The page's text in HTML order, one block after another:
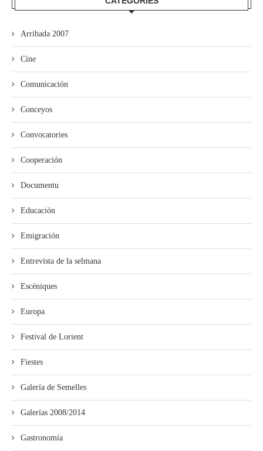
Arribada 2007
Cine
Comunicación
Conceyos
Convocatories
Cooperación
Documentu
Educación
Emigración
Entrevista de la selmana
Escéniques
Europa
Festival de Lorient
Fiestes
Galería de Semelles
Galerías 2008/2014
Gastronomía